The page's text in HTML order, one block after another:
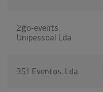
2go-events,
Unipessoal Lda
351 Eventos, Lda